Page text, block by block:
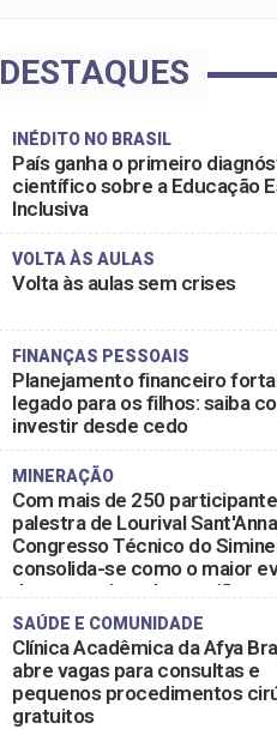
DESTAQUES
INÉDITO NO BRASIL
País ganha o primeiro
científico sobre a Educação
Inclusiva
VOLTA ÀS AULAS
Volta às aulas sem crises
FINANÇAS PESSOAIS
Planejamento financeiro
legado para os filhos: saiba
investir desde cedo
MINERAÇÃO
Com mais de 250
palestra de Lourival
Congresso Técnico do
consolida-se como o maior
do setor mineral na região
SAÚDE E COMUNIDADE
Clínica Acadêmica da Afya
abre vagas para consultas e
pequenos procedimentos
gratuitos